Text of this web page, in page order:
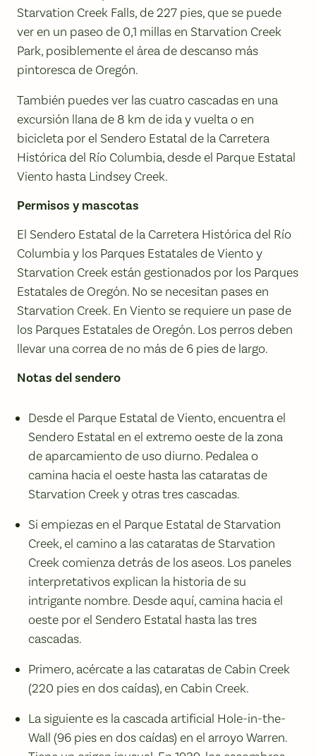
Starvation Creek Falls, de 227 pies, que se puede
ver en un paseo de 0,1 millas en Starvation Creek
Park, posiblemente el área de descanso más
pintoresca de Oregón.
También puedes ver las cuatro cascadas en una
excursión llana de 8 km de ida y vuelta o en
bicicleta por el Sendero Estatal de la Carretera
Histórica del Río Columbia, desde el Parque Estatal
Viento hasta Lindsey Creek.
Permisos y mascotas
El Sendero Estatal de la Carretera Histórica del Río
Columbia y los Parques Estatales de Viento y
Starvation Creek están gestionados por los Parques
Estatales de Oregón. No se necesitan pases en
Starvation Creek. En Viento se requiere un pase de
los Parques Estatales de Oregón. Los perros deben
llevar una correa de no más de 6 pies de largo.
Notas del sendero
Desde el Parque Estatal de Viento, encuentra el
Sendero Estatal en el extremo oeste de la zona
de aparcamiento de uso diurno. Pedalea o
camina hacia el oeste hasta las cataratas de
Starvation Creek y otras tres cascadas.
Si empiezas en el Parque Estatal de Starvation
Creek, el camino a las cataratas de Starvation
Creek comienza detrás de los aseos. Los paneles
interpretativos explican la historia de su
intrigante nombre. Desde aquí, camina hacia el
oeste por el Sendero Estatal hasta las tres
cascadas.
Primero, acércate a las cataratas de Cabin Creek
(220 pies en dos caídas), en Cabin Creek.
La siguiente es la cascada artificial Hole-in-the-
Wall (96 pies en dos caídas) en el arroyo Warren.